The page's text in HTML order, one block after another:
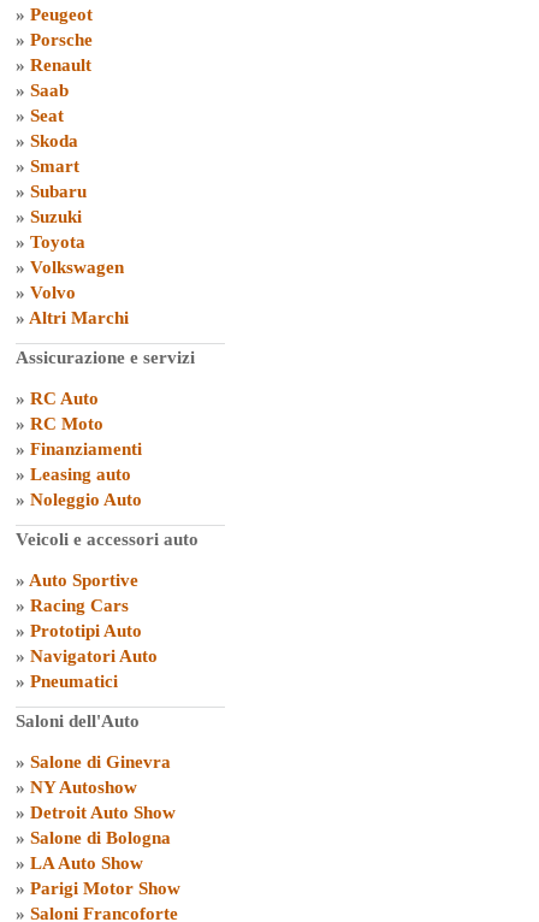
» Peugeot
» Porsche
» Renault
» Saab
» Seat
» Skoda
» Smart
» Subaru
» Suzuki
» Toyota
» Volkswagen
» Volvo
» Altri Marchi
Assicurazione e servizi
» RC Auto
» RC Moto
» Finanziamenti
» Leasing auto
» Noleggio Auto
Veicoli e accessori auto
» Auto Sportive
» Racing Cars
» Prototipi Auto
» Navigatori Auto
» Pneumatici
Saloni dell'Auto
» Salone di Ginevra
» NY Autoshow
» Detroit Auto Show
» Salone di Bologna
» LA Auto Show
» Parigi Motor Show
» Saloni Francoforte